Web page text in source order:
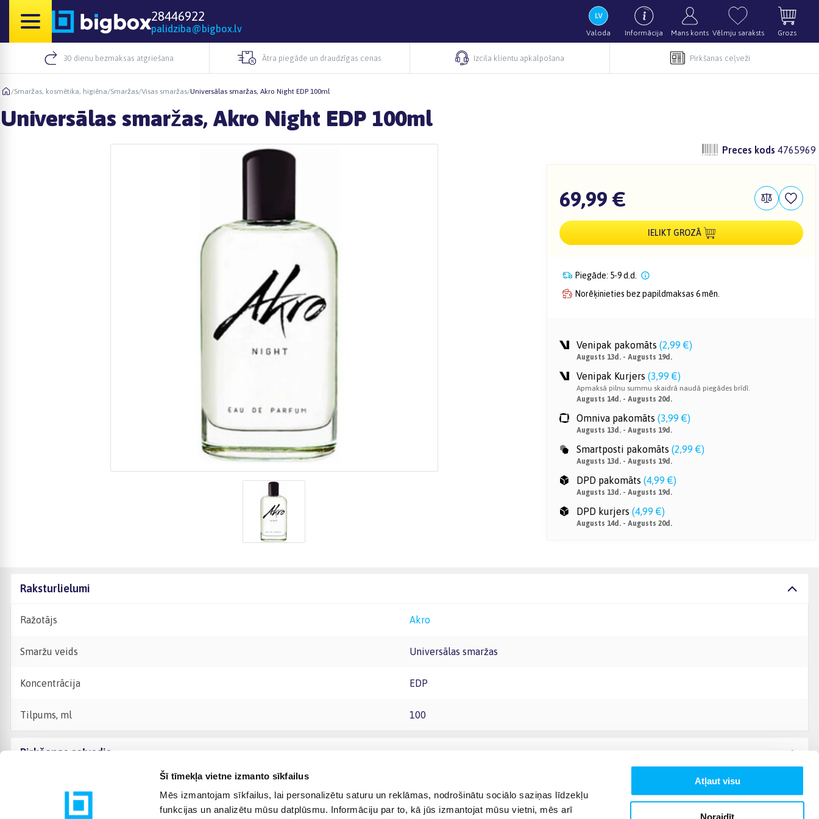
Šī tīmekļa vietne izmanto sīkfailus
Mēs izmantojam sīkfailus, lai personalizētu saturu un reklāmas, nodrošinātu sociālo saziņas līdzekļu
funkcijas un analizētu mūsu datplūsmu. Informāciju par to, kā jūs izmantojat mūsu vietni, mēs arī
Atļaut visu
Noraidīt
28446922
palidziba@bigbox.lv Valoda Informācija Mans konts Vēlmju saraksts Grozs
30 dienu bezmaksas atgriešana Ātra piegāde un draudzīgas cenas Izcila klientu apkalpošana Pirkšanas ceļveži
/Smaržas, kosmētika, higiēna/Smaržas/Visas smaržas/Universālas smaržas, Akro Night EDP 100ml
Universālas smaržas, Akro Night EDP 100ml
Preces kods 4765969
69,99 €
IELIKT GROZĀ
Piegāde: 5-9 d.d.
Norēķinieties bez papildmaksas 6 mēn.
Venipak pakomāts (2,99 €)
Augusts 13d. - Augusts 19d.
Venipak Kurjers (3,99 €)
Apmaksā pilnu summu skaidrā naudā piegādes brīdī.
Augusts 14d. - Augusts 20d.
Omniva pakomāts (3,99 €)
Augusts 13d. - Augusts 19d.
Smartposti pakomāts (2,99 €)
Augusts 13d. - Augusts 19d.
DPD pakomāts (4,99 €)
Augusts 13d. - Augusts 19d.
DPD kurjers (4,99 €)
Augusts 14d. - Augusts 20d.
Raksturlielumi
Ražotājs Akro
Smaržu veids Universālas smaržas
Koncentrācija EDP
Tilpums, ml 100
Pirkšanas ceļvedis